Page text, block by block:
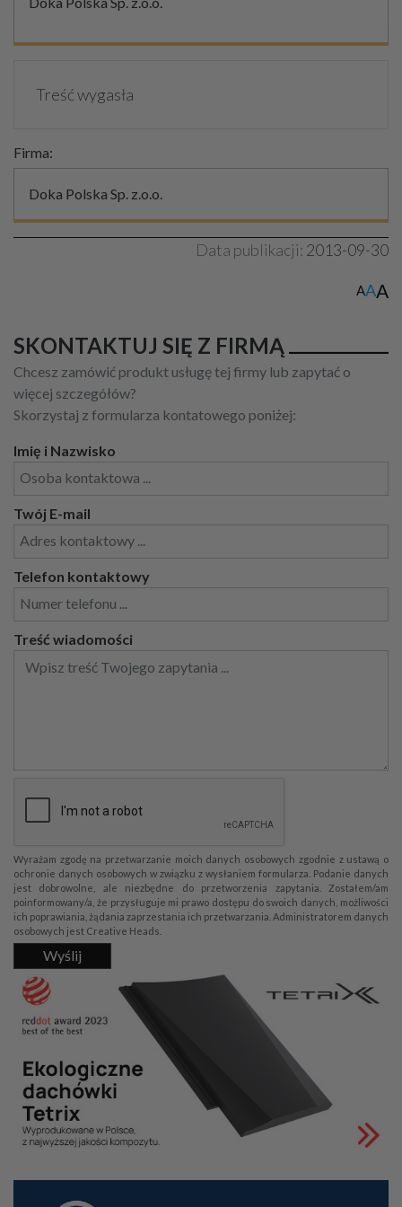
Treść wygasła
Firma:
Doka Polska Sp. z.o.o.
Data publikacji: 2013-09-30
AAA
SKONTAKTUJ SIĘ Z FIRMĄ
Chcesz zamówić produkt usługę tej firmy lub zapytać o
więcej szczegółów?
Skorzystaj z formularza kontatowego poniżej:
Imię i Nazwisko
Twój E-mail
Telefon kontaktowy
Treść wiadomości
Wyrażam zgodę na przetwarzanie moich danych osobowych zgodnie z ustawą o
ochronie danych osobowych w związku z wysłaniem formularza. Podanie danych
jest dobrowolne, ale niezbędne do przetworzenia zapytania. Zostałem/am
poinformowany/a, że przysługuje mi prawo dostępu do swoich danych, możliwości
ich poprawiania, żądania zaprzestania ich przetwarzania. Administratorem danych
osobowych jest Creative Heads.
Wyślij